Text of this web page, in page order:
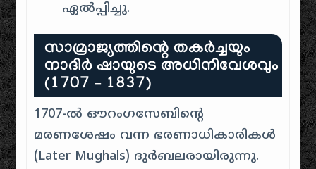
ഏൽപ്പിച്ചു.
സാമ്രാജ്യത്തിന്റെ തകർച്ചയും
നാദിർ ഷായുടെ അധിനിവേശവും
(1707 – 1837)
1707-ൽ ഔറംഗസേബിന്റെ
മരണശേഷം വന്ന ഭരണാധികാരികൾ
(Later Mughals) ദുർബലരായിരുന്നു.